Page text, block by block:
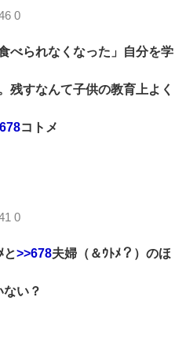
0
べられなくなった」自分を学
残すなんて子供の教育上よく
コトメ
0
と>>678夫婦（＆ｳﾄﾒ？）のほ
い？